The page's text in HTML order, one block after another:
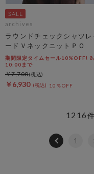
archives
ラウンドチェックシャツレ
ードＶネックニットＰＯ
期間限定タイムセール10%OFF!
10:00まで
￥6,930 10％OFF
￥7,700
1216件
1